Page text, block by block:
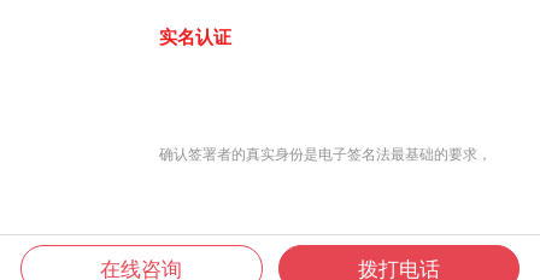
实名认证
确认签署者的真实身份是电子签名法最基础的要求，
在线咨询 拨打电话